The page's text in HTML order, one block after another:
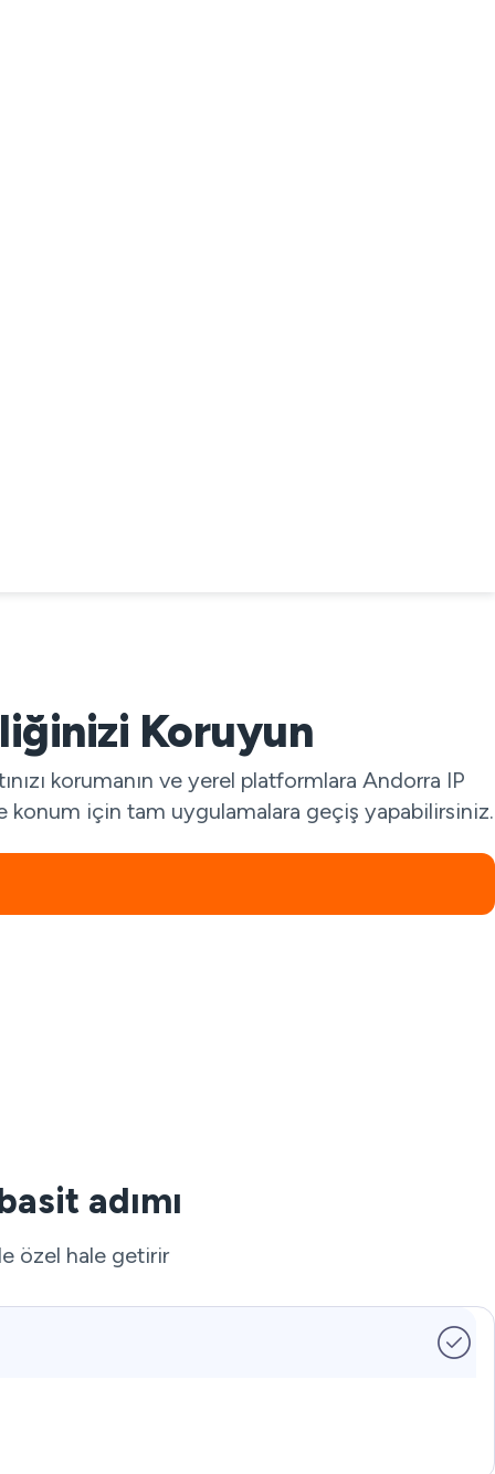
Koruyun
korumanın ve yerel platformlara Andorra IP
konum için tam uygulamalara geçiş yapabilirsiniz.
adımı
özel hale getirir